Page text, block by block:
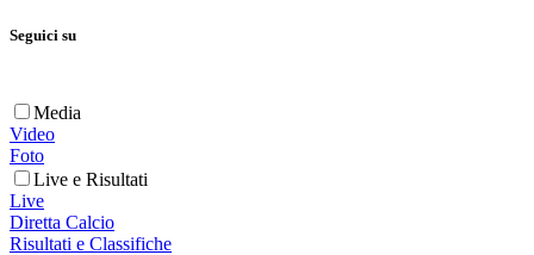
Seguici su
Media
Video
Foto
Live e Risultati
Live
Diretta Calcio
Risultati e Classifiche